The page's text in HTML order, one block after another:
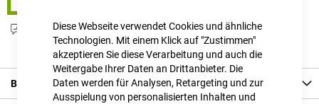
Diese Webseite verwendet Cookies und ähnliche
Technologien. Mit einem Klick auf "Zustimmen"
akzeptieren Sie diese Verarbeitung und auch die
Weitergabe Ihrer Daten an Drittanbieter. Die
Daten werden für Analysen, Retargeting und zur
Ausspielung von personalisierten Inhalten und
Produktanfrage stellen
Beschreibung